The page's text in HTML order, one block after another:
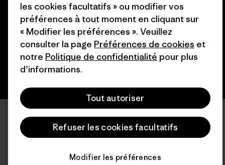
français
les cookies facultatifs » ou modifier vos
préférences à tout moment en cliquant sur
« Modifier les préférences ». Veuillez
consulter la page Préférences de cookies et
notre Politique de confidentialité pour plus
d’informations.
Tout autoriser
Refuser les cookies facultatifs
Modifier les préférences